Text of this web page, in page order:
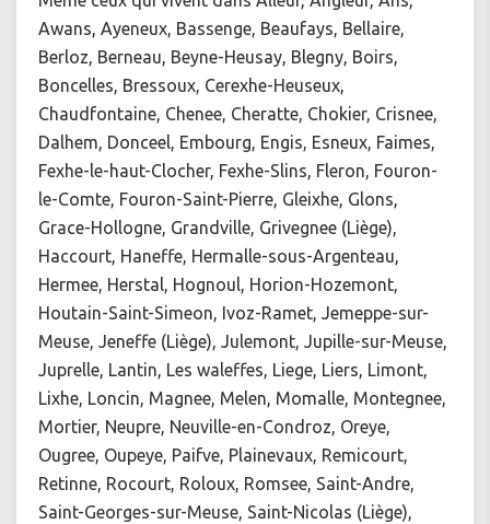
Awans, Ayeneux, Bassenge, Beaufays, Bellaire,
Berloz, Berneau, Beyne-Heusay, Blegny, Boirs,
Boncelles, Bressoux, Cerexhe-Heuseux,
Chaudfontaine, Chenee, Cheratte, Chokier, Crisnee,
Dalhem, Donceel, Embourg, Engis, Esneux, Faimes,
Fexhe-le-haut-Clocher, Fexhe-Slins, Fleron, Fouron-
le-Comte, Fouron-Saint-Pierre, Gleixhe, Glons,
Grace-Hollogne, Grandville, Grivegnee (Liège),
Haccourt, Haneffe, Hermalle-sous-Argenteau,
Hermee, Herstal, Hognoul, Horion-Hozemont,
Houtain-Saint-Simeon, Ivoz-Ramet, Jemeppe-sur-
Meuse, Jeneffe (Liège), Julemont, Jupille-sur-Meuse,
Juprelle, Lantin, Les waleffes, Liege, Liers, Limont,
Lixhe, Loncin, Magnee, Melen, Momalle, Montegnee,
Mortier, Neupre, Neuville-en-Condroz, Oreye,
Ougree, Oupeye, Paifve, Plainevaux, Remicourt,
Retinne, Rocourt, Roloux, Romsee, Saint-Andre,
Saint-Georges-sur-Meuse, Saint-Nicolas (Liège),